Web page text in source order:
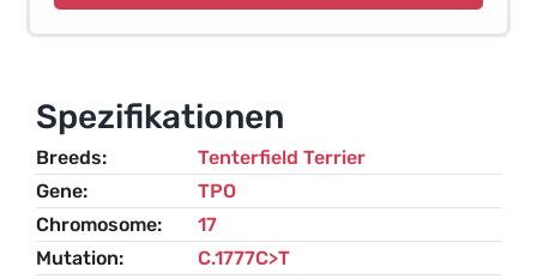
–
Tenterfield
Spezifikationen
Breeds
Tenterfield Terrier
Gene
TPO
Chromosome
17
Mutation
C.1777C>T